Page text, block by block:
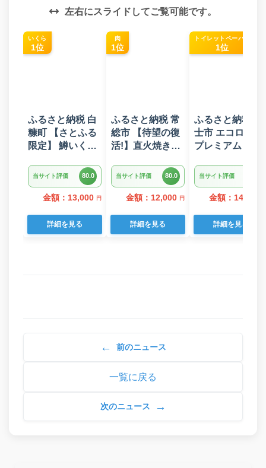
左右にスライドしてご覧可能です。
いくら
1位
ふるさと納税 白
糠町 【さとふる
限定】 鱒いくら
400g(200g×2) 小
分けパック
当サイト評価 80.0
金額：13,000 円
詳細を見る
肉
1位
ふるさと納税 常
総市 【待望の復
活!】直火焼きハ
ラスソース 3kg
22個入り
当サイト評価 80.0
金額：12,000 円
詳細を見る
トイレットペーパー
1位
ふるさと納税 富
士市 エコロジー
プレミアム トイ
ダブル 96ロール
日用品 人気
当サイト評価
金額：14,000
詳細を見る
← 前のニュース
一覧に戻る
次のニュース →